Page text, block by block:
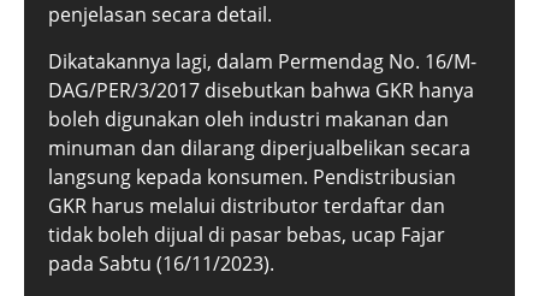
penjelasan secara detail.
Dikatakannya lagi, dalam Permendag No. 16/M-
DAG/PER/3/2017 disebutkan bahwa GKR hanya
boleh digunakan oleh industri makanan dan
minuman dan dilarang diperjualbelikan secara
langsung kepada konsumen. Pendistribusian
GKR harus melalui distributor terdaftar dan
tidak boleh dijual di pasar bebas, ucap Fajar
pada Sabtu (16/11/2023).